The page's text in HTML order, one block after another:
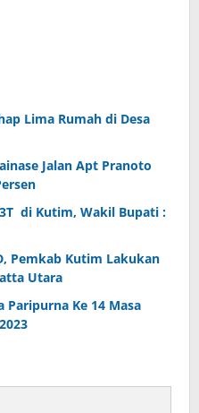
Lima Rumah di Desa
Jalan Apt Pranoto
di Kutim, Wakil Bupati :
Pemkab Kutim Lakukan
Utara
Paripurna Ke 14 Masa